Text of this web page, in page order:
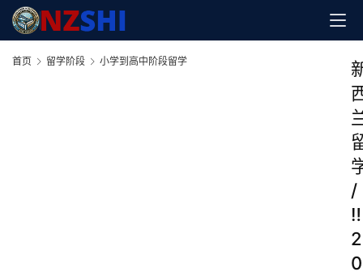
首页 留学阶段 小学到高中阶段留学
/
‼️
2
0